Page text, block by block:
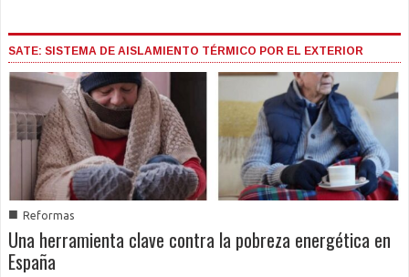
SATE: SISTEMA DE AISLAMIENTO TÉRMICO POR EL EXTERIOR
■ Reformas
Una herramienta clave contra la pobreza energética en
España